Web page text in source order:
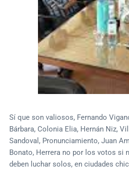
Sí que son valiosos, Fernando
Bárbara, Colonia Elia, Hernán Niz,
Sandoval, Pronunciamiento, Juan
Bonato, Herrera no por los votos si
deben luchar solos, en ciudades